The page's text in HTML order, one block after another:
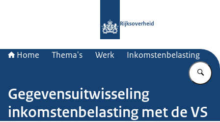
Rijksoverheid
Home Thema's Werk Inkomstenbelasting
Gegevensuitwisseling
inkomstenbelasting met de VS